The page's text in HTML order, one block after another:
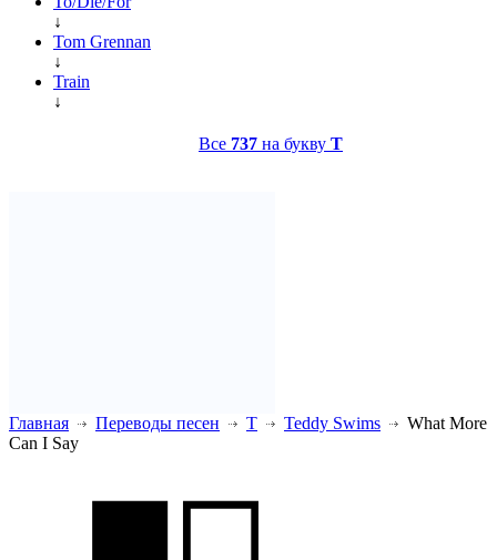
↓
Tom Grennan
↓
Train
↓
Все 737 на букву T
Главная Переводы песен T Teddy Swims
What More
Can I Say